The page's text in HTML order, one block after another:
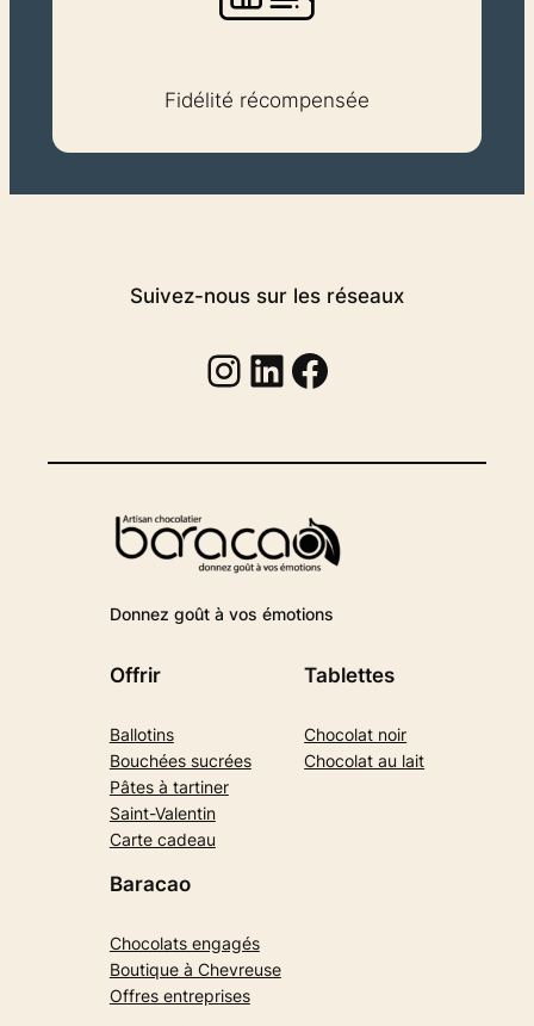
Fidélité récompensée
Suivez-nous sur les réseaux
Instagram
Linkedin
Facebook
Donnez goût à vos émotions
Offrir
Ballotins
Bouchées sucrées
Pâtes à tartiner
Saint-Valentin
Carte cadeau
Tablettes
Chocolat noir
Chocolat au lait
Baracao
Chocolats engagés
Boutique à Chevreuse
Offres entreprises